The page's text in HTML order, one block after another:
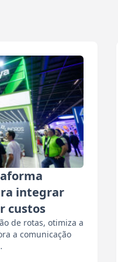
integrar
custos
de rotas, otimiza a
a comunicação